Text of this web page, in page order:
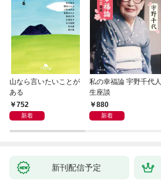
山なら言いたいことが
ある
752
新着
私の幸福論 宇野千代人
生座談
880
新着
新刊配信予定